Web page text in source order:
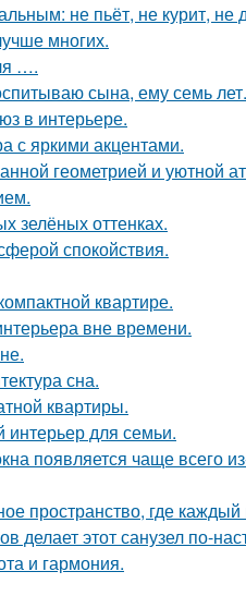
не пьёт, не курит, не
многих.
….
сына, ему семь лет.
в интерьере.
с яркими акцентами.
геометрией и уютной
зелёных оттенках.
спокойствия.
квартире.
вне времени.
сна.
квартиры.
для семьи.
появляется чаще всего
пространство, где
делает этот санузел по-
и гармония.